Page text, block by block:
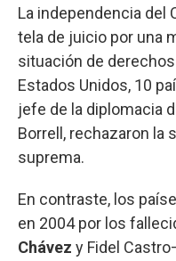
La independencia del
tela de juicio por una
situación de
Estados Unidos, 10
jefe de la diplomacia
Borrell, rechazaron la
suprema.
En contraste, los
en 2004 por los
Chávez y Fidel